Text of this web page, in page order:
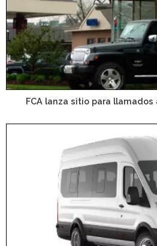
FCA lanza sitio para llamados